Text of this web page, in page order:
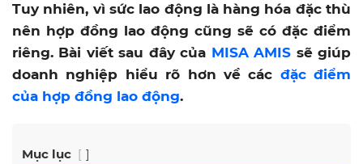
Tuy nhiên, vì sức lao động là hàng hóa đặc thù
nên hợp đồng lao động cũng sẽ có đặc điểm
riêng. Bài viết sau đây của MISA AMIS sẽ giúp
doanh nghiệp hiểu rõ hơn về các đặc điểm
của hợp đồng lao động.
Mục lục